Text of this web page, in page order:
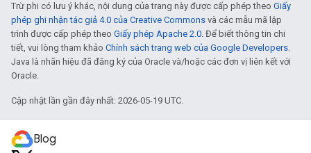
Trừ phi có lưu ý khác, nội dung của trang này được cấp phép theo Giấy
phép ghi nhận tác giả 4.0 của Creative Commons và các mẫu mã lập
trình được cấp phép theo Giấy phép Apache 2.0. Để biết thông tin chi
tiết, vui lòng tham khảo Chính sách trang web của Google Developers.
Java là nhãn hiệu đã đăng ký của Oracle và/hoặc các đơn vị liên kết với
Oracle.
Cập nhật lần gần đây nhất: 2026-05-19 UTC.
Blog